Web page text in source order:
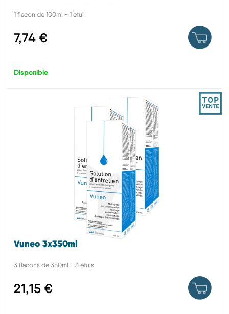
1 flacon de 100ml + 1 etui
7,74 €
Disponible
Vuneo 3x350ml
3 flacons de 350ml + 3 étuis
21,15 €